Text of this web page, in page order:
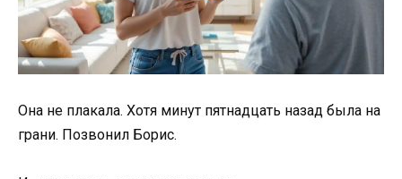
Она не плакала. Хотя минут пятнадцать назад была на
грани. Позвонил Борис.